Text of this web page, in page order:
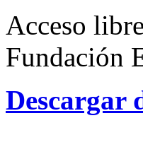
Acceso
Fundación
Descargar